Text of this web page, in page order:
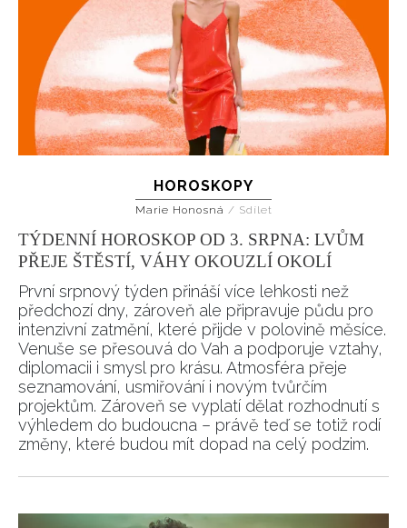
HOROSKOPY
Marie Honosná / Sdílet
TÝDENNÍ HOROSKOP OD 3. SRPNA: LVŮM
PŘEJE ŠTĚSTÍ, VÁHY OKOUZLÍ OKOLÍ
První srpnový týden přináší více lehkosti než
předchozí dny, zároveň ale připravuje půdu pro
intenzivní zatmění, které přijde v polovině měsíce.
Venuše se přesouvá do Vah a podporuje vztahy,
diplomacii i smysl pro krásu. Atmosféra přeje
seznamování, usmiřování i novým tvůrčím
projektům. Zároveň se vyplatí dělat rozhodnutí s
výhledem do budoucna – právě teď se totiž rodí
změny, které budou mít dopad na celý podzim.